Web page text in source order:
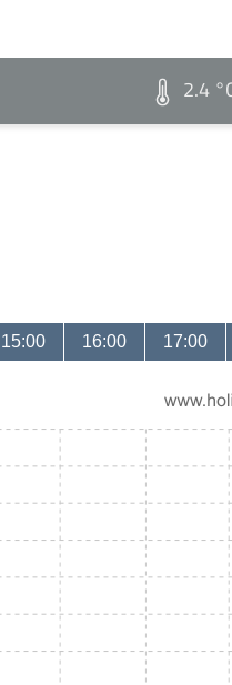
2.4
15:00 16:00 17:00